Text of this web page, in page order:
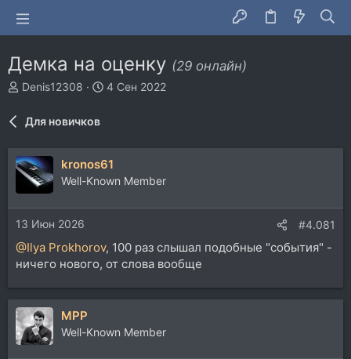
Демка на оценку (29 онлайн)
А
о
р
т
е
Denis12308
Д
н
а
4 Сен 2022
Для новичков
kronos61
Well-Known Member
13 Июн 2026 #4.081
@Ilya Prokhorov, 100 раз слышал подобные "события" -
ничего нового, от слова вообще
MPP
Well-Known Member